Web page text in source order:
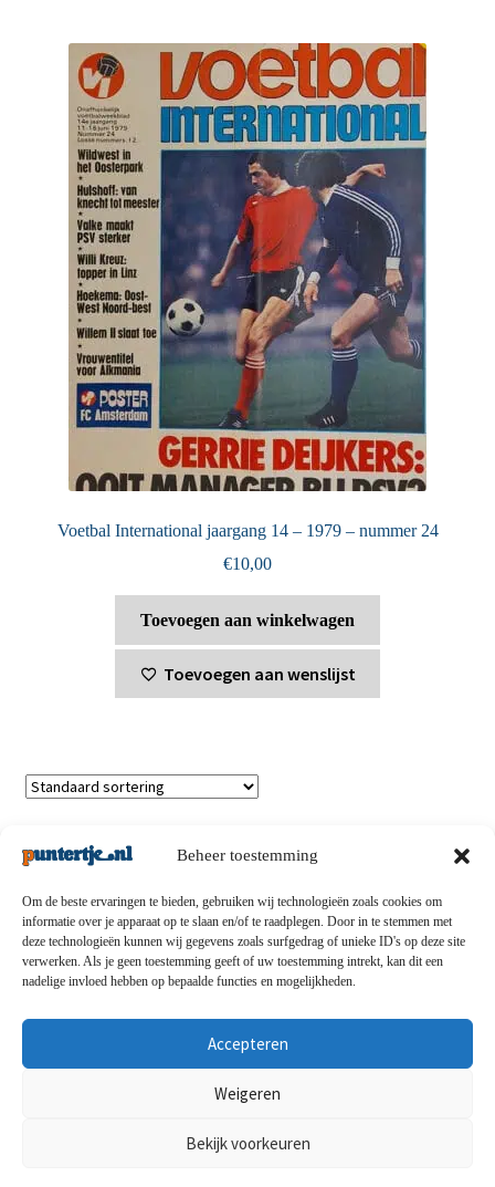
Beheer toestemming
Om de beste ervaringen te bieden, gebruiken wij technologieën zoals cookies om
informatie over je apparaat op te slaan en/of te raadplegen. Door in te stemmen met
deze technologieën kunnen wij gegevens zoals surfgedrag of unieke ID's op deze site
verwerken. Als je geen toestemming geeft of uw toestemming intrekt, kan dit een
nadelige invloed hebben op bepaalde functies en mogelijkheden.
Accepteren
Weigeren
Bekijk voorkeuren
Voetbal International jaargang 14 – 1979 – nummer 24
€10,00
Toevoegen aan winkelwagen
Toevoegen aan wenslijst
Privacybeleid-Verzending en retouren-Algemene
voorwaarden-Disclaimert-Betaalmethoden-Over ons
Contact